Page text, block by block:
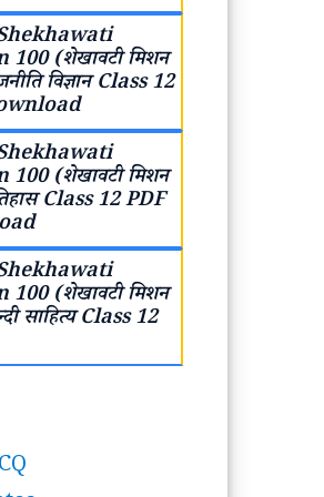
(शेखावटी मिशन
विज्ञान Class 12
(शेखावटी मिशन
Class 12 PDF
(शेखावटी मिशन
साहित्य Class 12